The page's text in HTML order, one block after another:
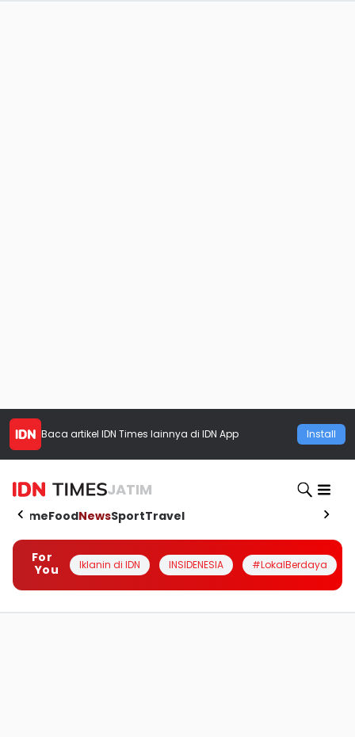
Baca artikel IDN Times lainnya di IDN App Install
JATIM
HomeFoodNewsSportTravel
For
You
Iklanin di IDN INSIDENESIA #LokalBerdaya